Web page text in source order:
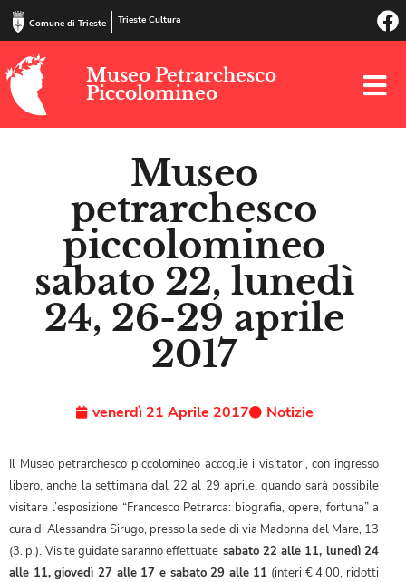
Comune di Trieste Trieste Cultura
Museo Petrarchesco
Piccolomineo
Museo
petrarchesco
piccolomineo
sabato 22, lunedì
24, 26-29 aprile
2017
venerdì 21 Aprile 2017 Notizie
Il Museo petrarchesco piccolomineo accoglie i visitatori, con ingresso
libero, anche la settimana dal 22 al 29 aprile, quando sarà possibile
visitare l’esposizione “Francesco Petrarca: biografia, opere, fortuna” a
cura di Alessandra Sirugo, presso la sede di via Madonna del Mare, 13
(3. p.). Visite guidate saranno effettuate sabato 22 alle 11, lunedì 24
alle 11, giovedì 27 alle 17 e sabato 29 alle 11 (interi € 4,00, ridotti